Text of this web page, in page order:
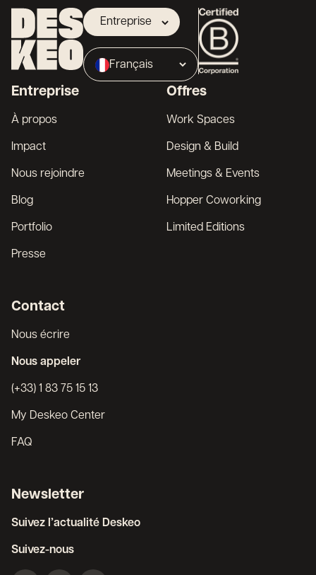
Entreprise
Propriétaire
Broker
Français
Entreprise
À propos
Impact
Nous rejoindre
Blog
Portfolio
Presse
Offres
Work Spaces
Design & Build
Meetings & Events
Hopper Coworking
Limited Editions
Contact
Nous écrire
Nous appeler
(+33) 1 83 75 15 13
My Deskeo Center
FAQ
Newsletter
Suivez l’actualité Deskeo
Suivez-nous